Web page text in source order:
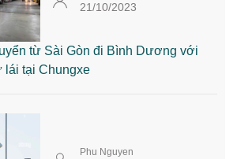
21/10/2023
từ Sài Gòn đi Bình Dương với
lái tại Chungxe
Phu Nguyen